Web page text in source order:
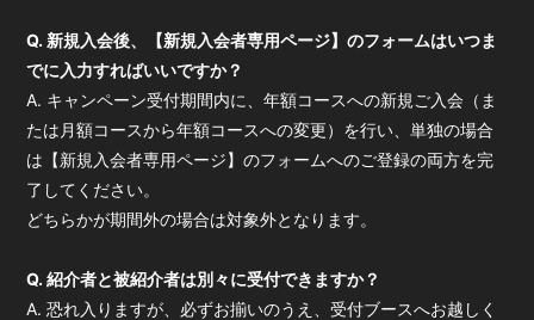
Q. 新規入会後、【新規入会者専用ページ】のフォームはいつま
でに入力すればいいですか？
A. キャンペーン受付期間内に、年額コースへの新規ご入会（ま
たは月額コースから年額コースへの変更）を行い、単独の場合
は【新規入会者専用ページ】のフォームへのご登録の両方を完
了してください。
どちらかが期間外の場合は対象外となります。
Q. 紹介者と被紹介者は別々に受付できますか？
A. 恐れ入りますが、必ずお揃いのうえ、受付ブースへお越しく